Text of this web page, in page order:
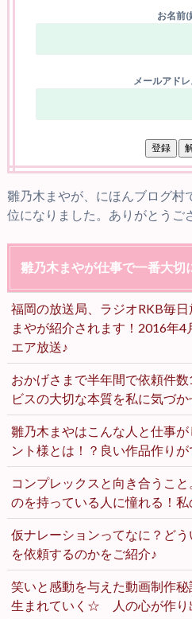
お名前(
メールアド
雛乃木まやが、にほんブログ村
位になりました。ありがとうご
雛乃木まやが仕事で一番大切
福岡の放送局、ラジオRKB毎
まやが紹介されます！2016年
エア放送♪
おかげさまで半年間で依頼件
ビスの大切な本質を私に気づ
雛乃木まやはこんな人と仕事
ント様とは！？良い作品作り
コンプレックスと向き合うこ
のを持っている人に憧れる！
仮ナレーションってなに？ど
を依頼するのかをご紹介♪
笑いと感動を与えた動画制作
生まれていく☆ 人の心が作り